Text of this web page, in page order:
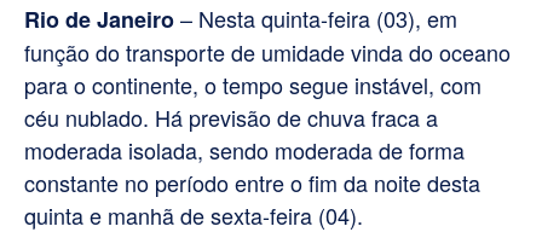
Rio de Janeiro– Nesta quinta-feira (03), em
função do transporte de umidade vinda do oceano
para o continente, o tempo segue instável, com
céu nublado. Há previsão de chuva fraca a
moderada isolada, sendo moderada de forma
constante no período entre o fim da noite desta
quinta e manhã de sexta-feira (04).